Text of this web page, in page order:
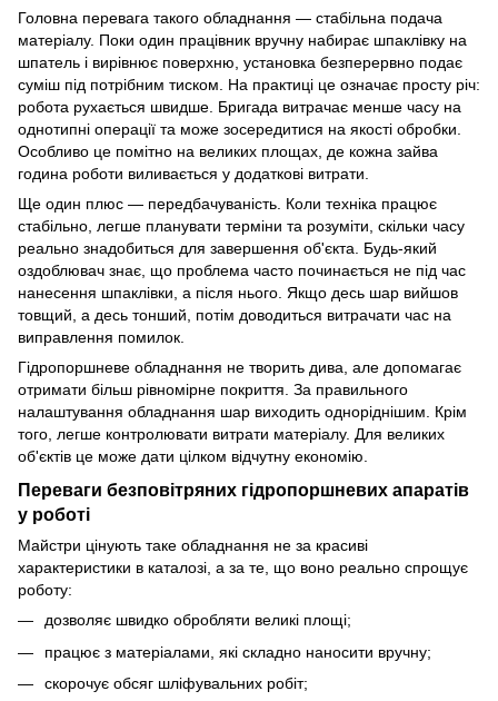
Головна перевага такого обладнання — стабільна подача
матеріалу. Поки один працівник вручну набирає шпаклівку на
шпатель і вирівнює поверхню, установка безперервно подає
суміш під потрібним тиском. На практиці це означає просту річ:
робота рухається швидше. Бригада витрачає менше часу на
однотипні операції та може зосередитися на якості обробки.
Особливо це помітно на великих площах, де кожна зайва
година роботи виливається у додаткові витрати.
Ще один плюс — передбачуваність. Коли техніка працює
стабільно, легше планувати терміни та розуміти, скільки часу
реально знадобиться для завершення об'єкта. Будь-який
оздоблювач знає, що проблема часто починається не під час
нанесення шпаклівки, а після нього. Якщо десь шар вийшов
товщий, а десь тонший, потім доводиться витрачати час на
виправлення помилок.
Гідропоршневе обладнання не творить дива, але допомагає
отримати більш рівномірне покриття. За правильного
налаштування обладнання шар виходить одноріднішим. Крім
того, легше контролювати витрати матеріалу. Для великих
об'єктів це може дати цілком відчутну економію.
Переваги безповітряних гідропоршневих апаратів
у роботі
Майстри цінують таке обладнання не за красиві
характеристики в каталозі, а за те, що воно реально спрощує
роботу:
дозволяє швидко обробляти великі площі;
працює з матеріалами, які складно наносити вручну;
скорочує обсяг шліфувальних робіт;